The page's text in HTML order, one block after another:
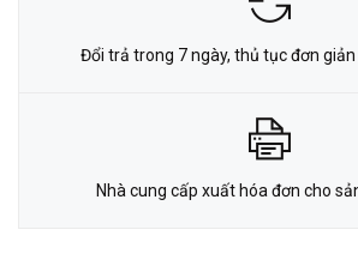
Đổi trả trong 7 ngày, thủ tục đơn
Nhà cung cấp xuất hóa đơn cho